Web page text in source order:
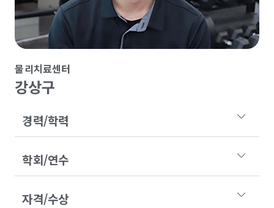
물리치료센터
강상구
경력/학력
학회/연수
자격/수상